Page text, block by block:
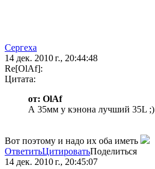
Сергеха
14 дек. 2010 г., 20:44:48
Re[OlAf]:
Цитата:
от: OlAf
А 35мм у кэнона лучший 35L ;)
Вот поэтому и надо их оба иметь
ОтветитьЦитироватьПоделиться
14 дек. 2010 г., 20:45:07